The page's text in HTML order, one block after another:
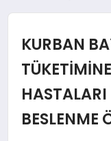
TEKNOLOJI
OYUN
KURBAN
BESLENME